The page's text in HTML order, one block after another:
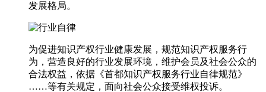
发展格局。
为促进知识产权行业健康发展，规范知识产权服务行
为，营造良好的行业发展环境，维护会员及社会公众的
合法权益，依据《首都知识产权服务行业自律规范》
……等有关规定，面向社会公众接受维权投诉。